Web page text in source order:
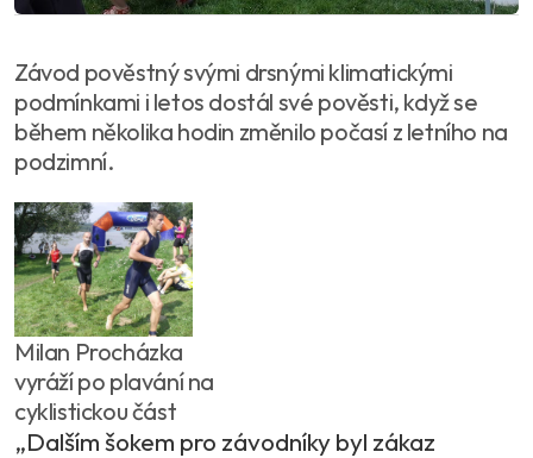
Závod pověstný svými drsnými klimatickými
podmínkami i letos dostál své pověsti, když se
během několika hodin změnilo počasí z letního na
podzimní.
Milan Procházka
vyráží po plavání na
cyklistickou část
„Dalším šokem pro závodníky byl zákaz